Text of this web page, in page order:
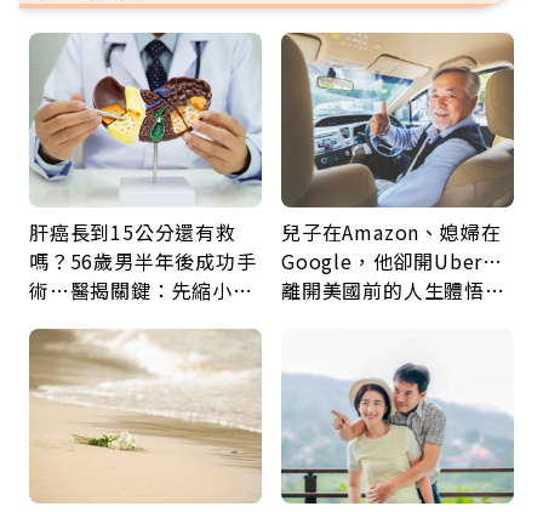
肝癌長到15公分還有救
嗎？56歲男半年後成功手
術…醫揭關鍵：先縮小腫
兒子在Amazon、媳婦在
Google，他卻開Uber…
離開美國前的人生體悟：